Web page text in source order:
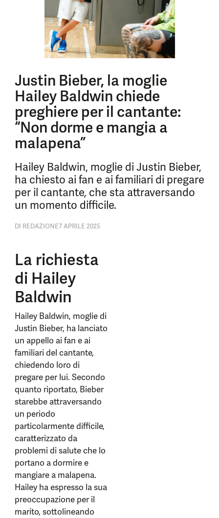
Justin Bieber, la moglie
Hailey Baldwin chiede
preghiere per il cantante:
“Non dorme e mangia a
malapena”
Hailey Baldwin, moglie di Justin Bieber,
ha chiesto ai fan e ai familiari di pregare
per il cantante, che sta attraversando
un momento difficile.
DI REDAZIONE7 APRILE 2025
La richiesta
di Hailey
Baldwin
Hailey Baldwin, moglie di
Justin Bieber, ha lanciato
un appello ai fan e ai
familiari del cantante,
chiedendo loro di
pregare per lui. Secondo
quanto riportato, Bieber
starebbe attraversando
un periodo
particolarmente difficile,
caratterizzato da
problemi di salute che lo
portano a dormire e
mangiare a malapena.
Hailey ha espresso la sua
preoccupazione per il
marito, sottolineando